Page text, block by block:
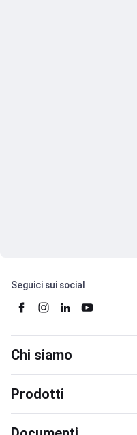
Seguici sui social
Chi siamo
Prodotti